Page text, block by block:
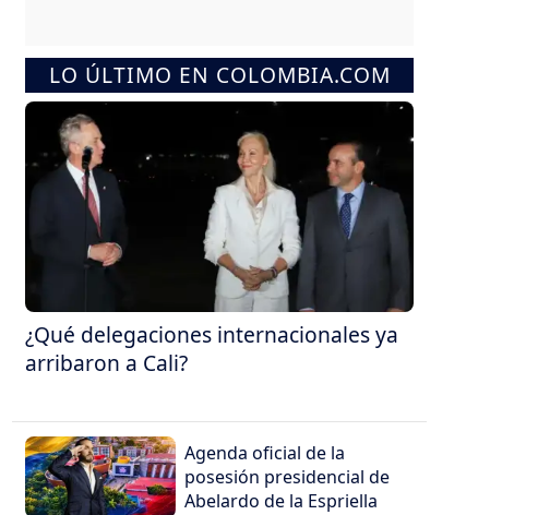
LO ÚLTIMO EN COLOMBIA.COM
¿Qué delegaciones internacionales ya
arribaron a Cali?
Agenda oficial de la
posesión presidencial de
Abelardo de la Espriella